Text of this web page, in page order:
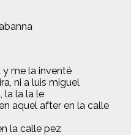
y me la inventé
ni a luis miguel
la la la le
aquel after en la calle
la calle pez